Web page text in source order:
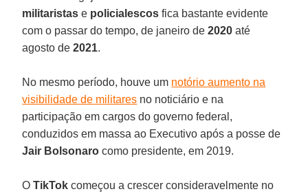
militaristas e policialescos fica bastante evidente
com o passar do tempo, de janeiro de2020 até
agosto de2021.
No mesmo período, houve um notório aumento na
visibilidade de militares no noticiário e na
participação em cargos do governo federal,
conduzidos em massa ao Executivo após a posse de
Jair Bolsonaro como presidente, em 2019.
O TikTok começou a crescer consideravelmente no